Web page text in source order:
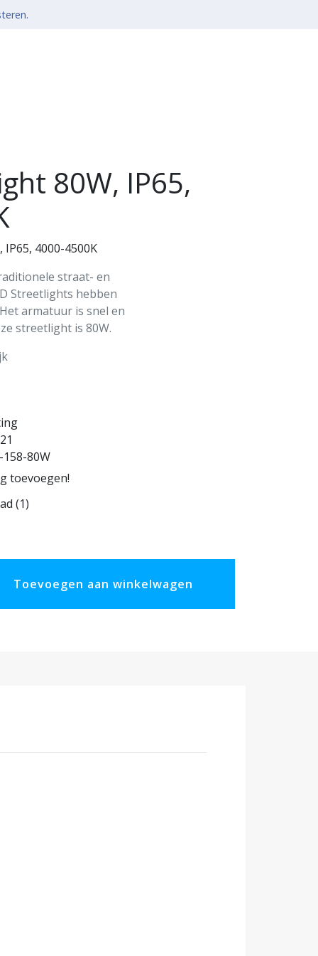
80W, IP65,
4000-4500K
straat- en
Streetlights hebben
armatuur is snel en
streetlight is 80W.
80W
toevoegen!
(1)
Toevoegen aan winkelwagen